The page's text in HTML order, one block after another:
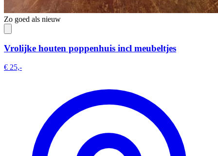
Zo goed als nieuw
Vrolijke houten poppenhuis incl meubeltjes
€ 25,-